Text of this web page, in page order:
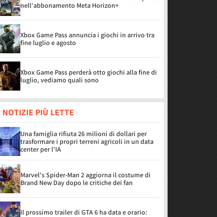
nell'abbonamento Meta Horizon+
Xbox Game Pass annuncia i giochi in arrivo tra
fine luglio e agosto
Xbox Game Pass perderà otto giochi alla fine di
luglio, vediamo quali sono
NOTIZIE PIÙ LETTE
Una famiglia rifiuta 26 milioni di dollari per
trasformare i propri terreni agricoli in un data
center per l'IA
Marvel's Spider-Man 2 aggiorna il costume di
Brand New Day dopo le critiche dei fan
Il prossimo trailer di GTA 6 ha data e orario: